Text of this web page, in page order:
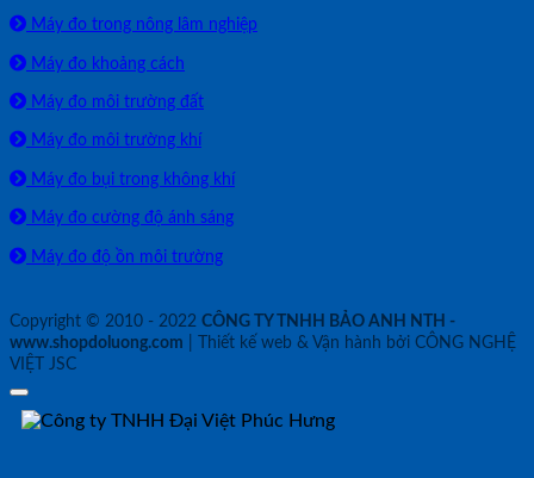
Máy đo trong nông lâm nghiệp
Máy đo khoảng cách
Máy đo môi trường đất
Máy đo môi trường khí
Máy đo bụi trong không khí
Máy đo cường độ ánh sáng
Máy đo độ ồn môi trường
Copyright © 2010 - 2022 CÔNG TY TNHH BẢO ANH NTH -
www.shopdoluong.com | Thiết kế web & Vận hành bởi CÔNG NGHỆ
VIỆT JSC